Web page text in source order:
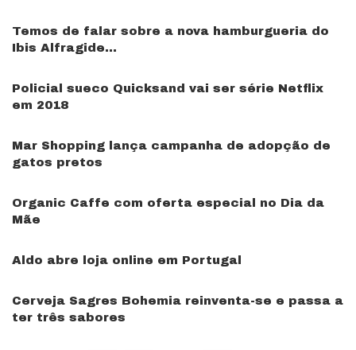
Temos de falar sobre a nova hamburgueria do
Ibis Alfragide…
Policial sueco Quicksand vai ser série Netflix
em 2018
Mar Shopping lança campanha de adopção de
gatos pretos
Organic Caffe com oferta especial no Dia da
Mãe
Aldo abre loja online em Portugal
Cerveja Sagres Bohemia reinventa-se e passa a
ter três sabores